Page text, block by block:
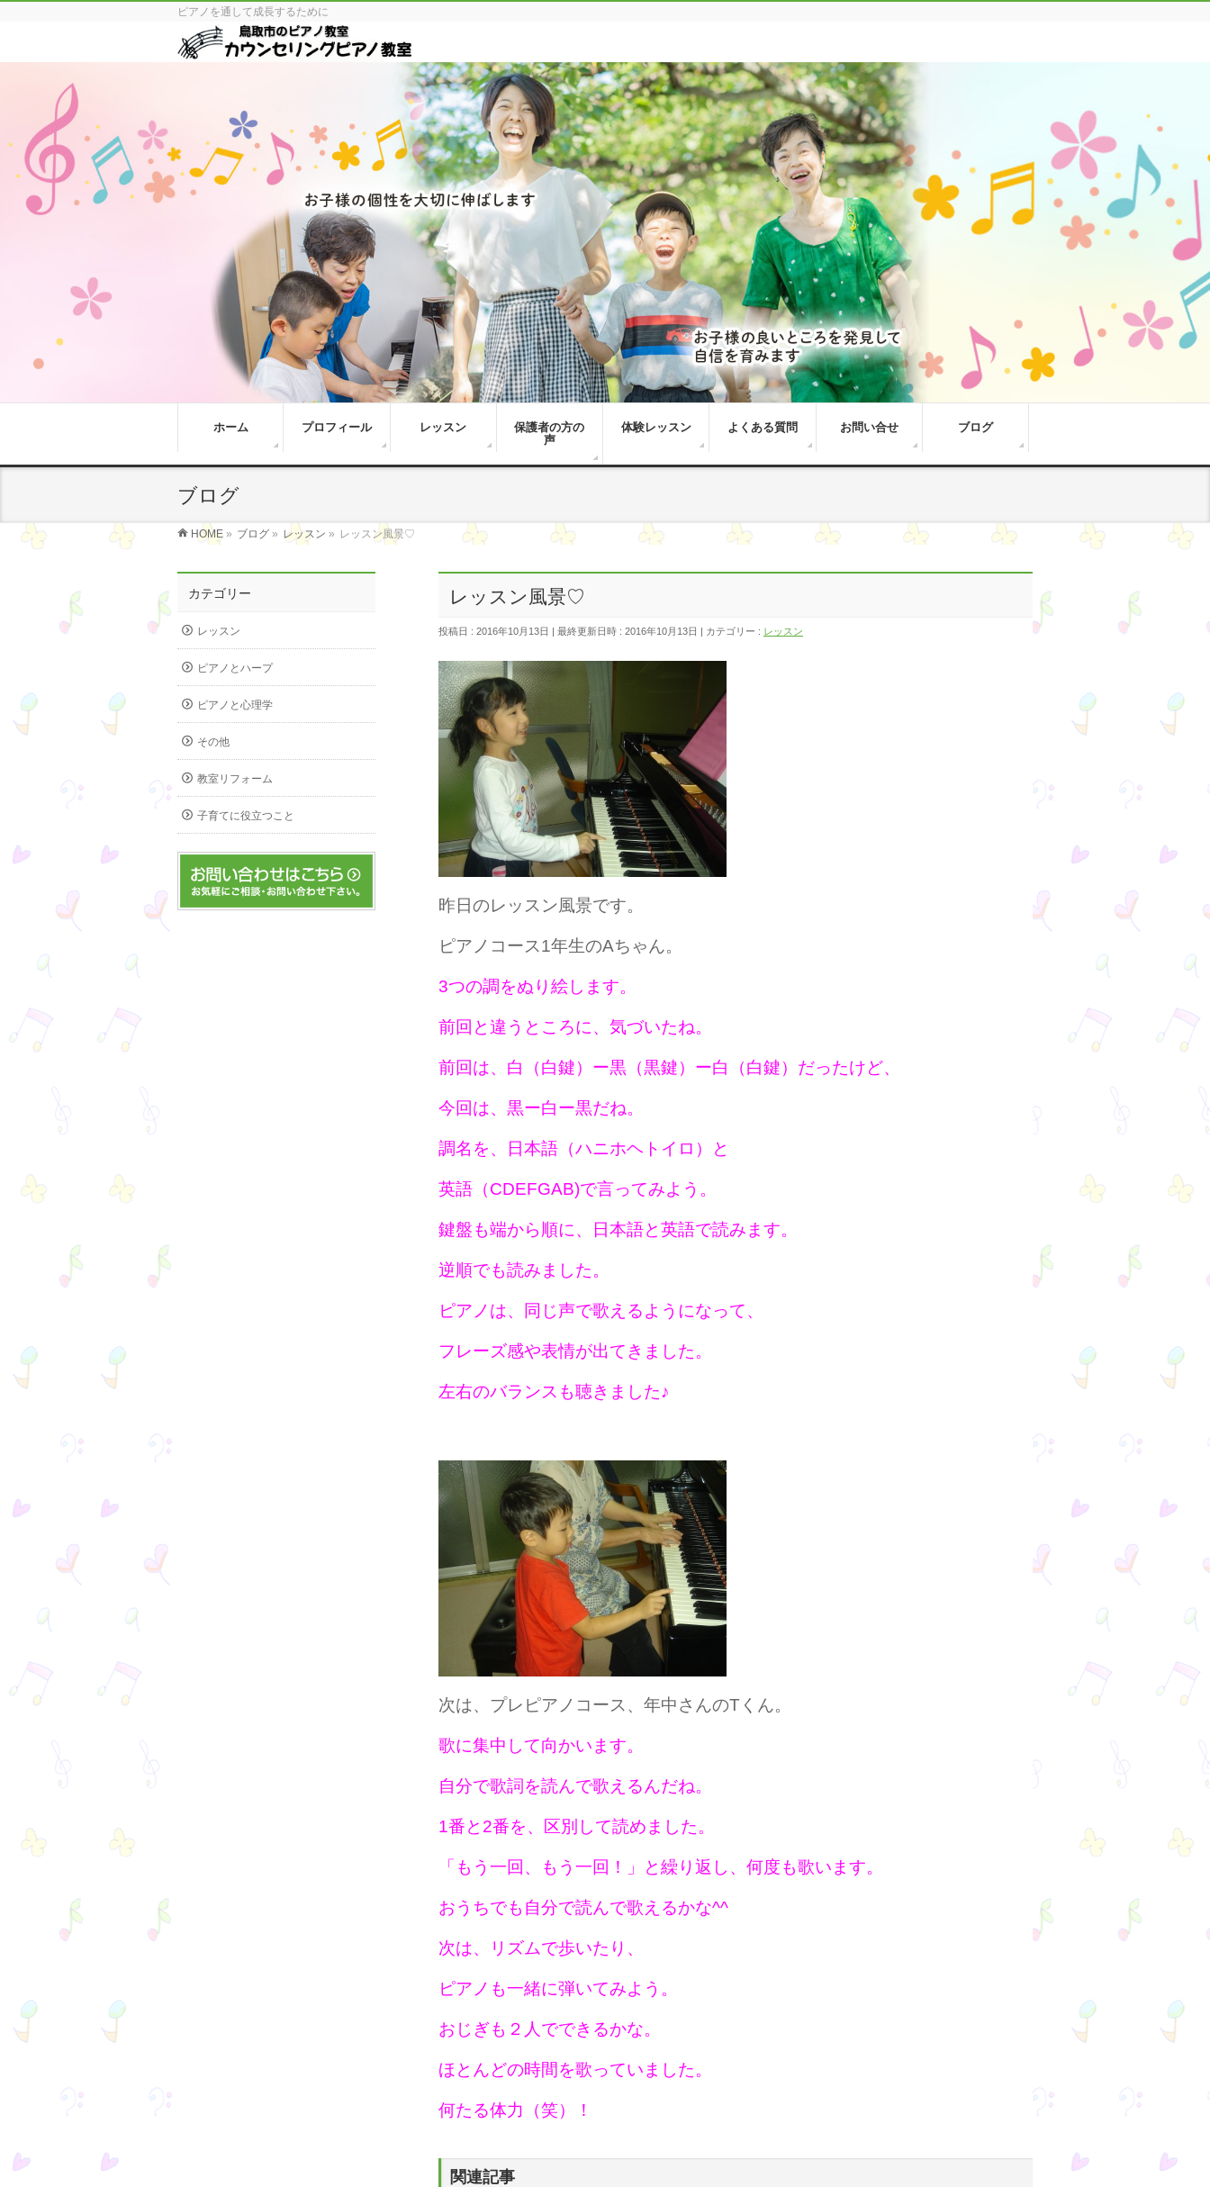
ピアノを通して成長するために
ホーム プロフィール レッスン
保護者の方の
声
体験レッスン よくある質問 お問い合せ ブログ
ブログ
HOME » ブログ » レッスン » レッスン風景♡
レッスン風景♡
投稿日 : 2016年10月13日 最終更新日時 : 2016年10月13日 カテゴリー : レッスン
昨日のレッスン風景です。
ピアノコース1年生のAちゃん。
3つの調をぬり絵します。
前回と違うところに、気づいたね。
前回は、白（白鍵）ー黒（黒鍵）ー白（白鍵）だったけど、
今回は、黒ー白ー黒だね。
調名を、日本語（ハニホヘトイロ）と
英語（CDEFGAB)で言ってみよう。
鍵盤も端から順に、日本語と英語で読みます。
逆順でも読みました。
ピアノは、同じ声で歌えるようになって、
フレーズ感や表情が出てきました。
左右のバランスも聴きました♪
次は、プレピアノコース、年中さんのTくん。
歌に集中して向かいます。
自分で歌詞を読んで歌えるんだね。
1番と2番を、区別して読めました。
「もう一回、もう一回！」と繰り返し、何度も歌います。
おうちでも自分で読んで歌えるかな^^
次は、リズムで歩いたり、
ピアノも一緒に弾いてみよう。
おじぎも２人でできるかな。
ほとんどの時間を歌っていました。
何たる体力（笑）！
関連記事
カテゴリー
レッスン
ピアノとハープ
ピアノと心理学
その他
教室リフォーム
子育てに役立つこと